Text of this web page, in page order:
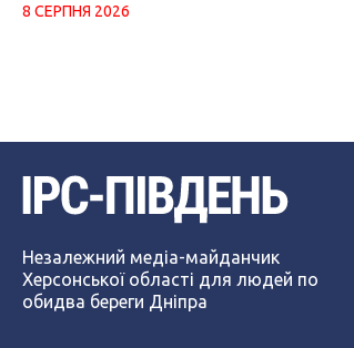
8 СЕРПНЯ 2026
Незалежний медіа-майданчик
Херсонської області для людей по
обидва береги Дніпра